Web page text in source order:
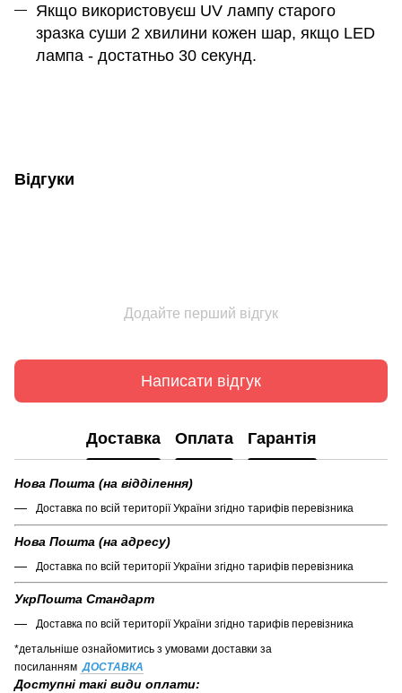
Якщо використовуєш UV лампу старого
зразка суши 2 хвилини кожен шар, якщо LED
лампа - достатньо 30 секунд.
Відгуки
Додайте перший відгук
Написати відгук
Доставка Оплата Гарантія
Нова Пошта (на відділення)
Доставка по всій території України згідно тарифів перевізника
Нова Пошта (на адресу)
Доставка по всій території України згідно тарифів перевізника
УкрПошта Стандарт
Доставка по всій території України згідно тарифів перевізника
*детальніше ознайомитись з умовами доставки за
посиланням ДОСТАВКА
Доступні такі види оплати: